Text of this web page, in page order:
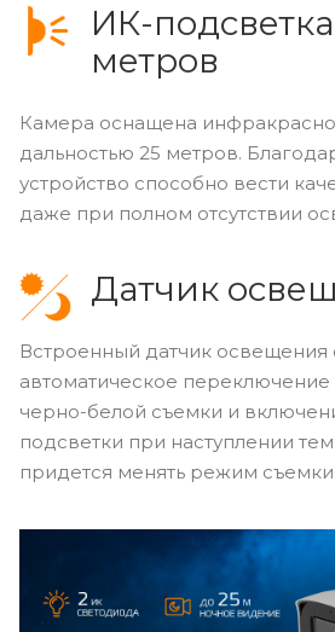
ИК-
метров
Камера оснащена
дальностью 25 метров.
устройство способно вести
даже при полном отсутствии
Датчик
Встроенный датчик освещения
автоматическое
черно-белой съемки и
подсветки при наступлении
придется менять режим